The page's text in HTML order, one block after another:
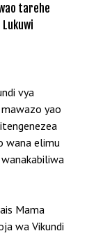
wao tarehe
vya
yao
wana elimu
Mama
wa Vikundi